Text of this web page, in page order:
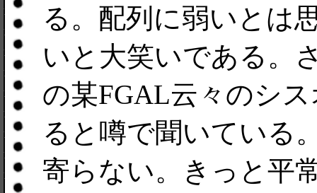
る。配列に弱いとは
いと大笑いである。
の某FGAL云々のシ
ると噂で聞いている
寄らない。きっと平